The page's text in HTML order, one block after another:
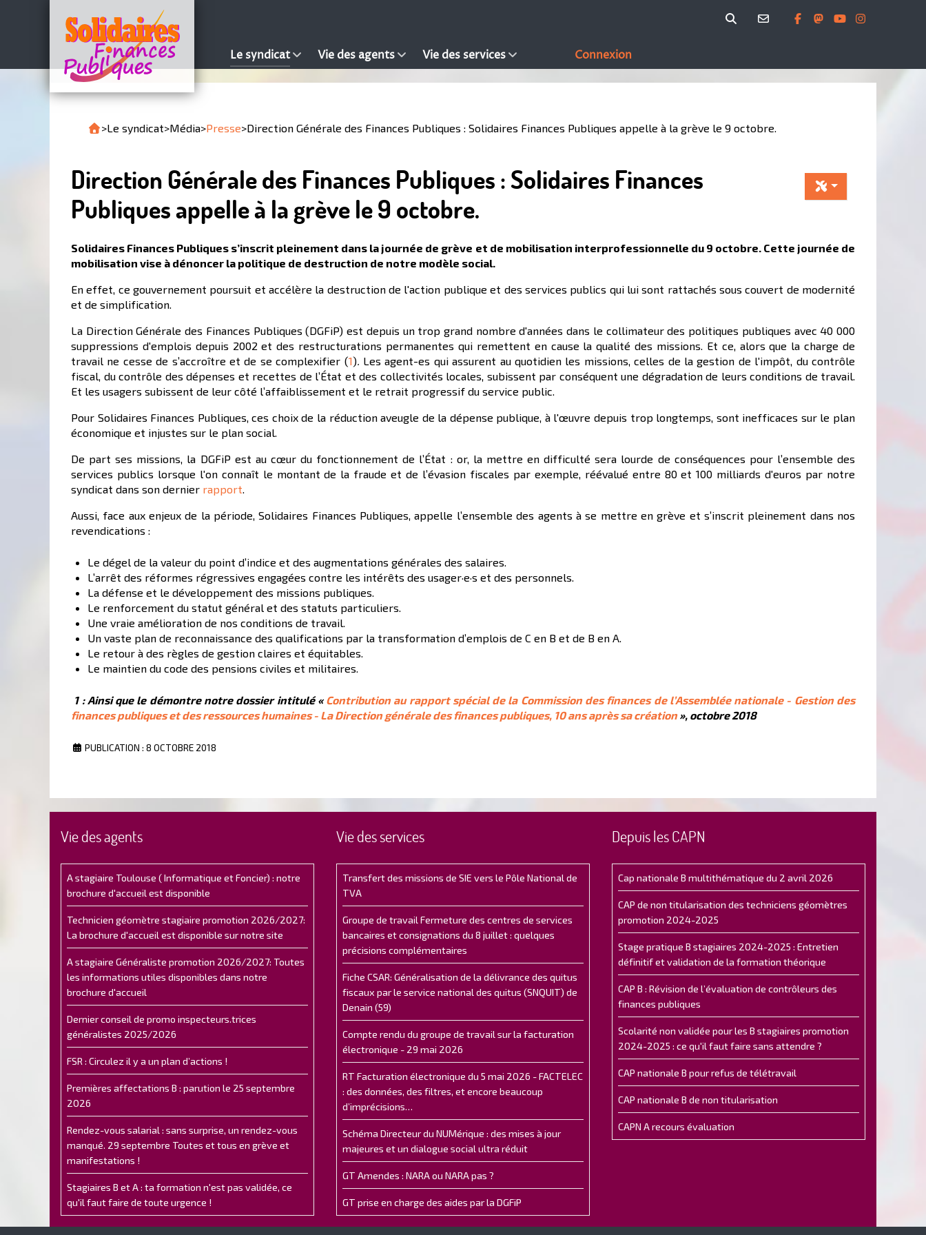
Le syndicat Vie des agents Vie des services Connexion
>Le syndicat>Média>Presse>Direction Générale des Finances Publiques : Solidaires Finances Publiques appelle à la grève le 9 octobre.
Direction Générale des Finances Publiques : Solidaires Finances
Publiques appelle à la grève le 9 octobre.
Solidaires Finances Publiques s’inscrit pleinement dans la journée de grève et de mobilisation interprofessionnelle du 9 octobre. Cette journée de
mobilisation vise à dénoncer la politique de destruction de notre modèle social.
En effet, ce gouvernement poursuit et accélère la destruction de l'action publique et des services publics qui lui sont rattachés sous couvert de modernité
et de simplification.
La Direction Générale des Finances Publiques (DGFiP) est depuis un trop grand nombre d'années dans le collimateur des politiques publiques avec 40 000
suppressions d'emplois depuis 2002 et des restructurations permanentes qui remettent en cause la qualité des missions. Et ce, alors que la charge de
travail ne cesse de s’accroître et de se complexifier (1). Les agent-es qui assurent au quotidien les missions, celles de la gestion de l'impôt, du contrôle
fiscal, du contrôle des dépenses et recettes de l’État et des collectivités locales, subissent par conséquent une dégradation de leurs conditions de travail.
Et les usagers subissent de leur côté l’affaiblissement et le retrait progressif du service public.
Pour Solidaires Finances Publiques, ces choix de la réduction aveugle de la dépense publique, à l'œuvre depuis trop longtemps, sont inefficaces sur le plan
économique et injustes sur le plan social.
De part ses missions, la DGFiP est au cœur du fonctionnement de l’État : or, la mettre en difficulté sera lourde de conséquences pour l’ensemble des
services publics lorsque l'on connaît le montant de la fraude et de l’évasion fiscales par exemple, réévalué entre 80 et 100 milliards d'euros par notre
syndicat dans son dernier rapport.
Aussi, face aux enjeux de la période, Solidaires Finances Publiques, appelle l’ensemble des agents à se mettre en grève et s’inscrit pleinement dans nos
revendications :
Le dégel de la valeur du point d’indice et des augmentations générales des salaires.
L’arrêt des réformes régressives engagées contre les intérêts des usager·e·s et des personnels.
La défense et le développement des missions publiques.
Le renforcement du statut général et des statuts particuliers.
Une vraie amélioration de nos conditions de travail.
Un vaste plan de reconnaissance des qualifications par la transformation d’emplois de C en B et de B en A.
Le retour à des règles de gestion claires et équitables.
Le maintien du code des pensions civiles et militaires.
1 : Ainsi que le démontre notre dossier intitulé « Contribution au rapport spécial de la Commission des finances de l’Assemblée nationale - Gestion des
finances publiques et des ressources humaines - La Direction générale des finances publiques, 10 ans après sa création», octobre 2018
PUBLICATION : 8 OCTOBRE 2018
Vie des agents
A stagiaire Toulouse ( Informatique et Foncier) : notre
brochure d'accueil est disponible
Technicien géomètre stagiaire promotion 2026/2027:
La brochure d'accueil est disponible sur notre site
A stagiaire Généraliste promotion 2026/2027: Toutes
les informations utiles disponibles dans notre
brochure d'accueil
Dernier conseil de promo inspecteurs.trices
généralistes 2025/2026
FSR : Circulez il y a un plan d’actions !
Premières affectations B : parution le 25 septembre
2026
Rendez-vous salarial : sans surprise, un rendez-vous
manqué. 29 septembre Toutes et tous en grève et
manifestations !
Stagiaires B et A : ta formation n'est pas validée, ce
qu'il faut faire de toute urgence !
Vie des services
Transfert des missions de SIE vers le Pôle National de
TVA
Groupe de travail Fermeture des centres de services
bancaires et consignations du 8 juillet : quelques
précisions complémentaires
Fiche CSAR: Généralisation de la délivrance des quitus
fiscaux par le service national des quitus (SNQUIT) de
Denain (59)
Compte rendu du groupe de travail sur la facturation
électronique - 29 mai 2026
RT Facturation électronique du 5 mai 2026 - FACTELEC
: des données, des filtres, et encore beaucoup
d’imprécisions…
Schéma Directeur du NUMérique : des mises à jour
majeures et un dialogue social ultra réduit
GT Amendes : NARA ou NARA pas ?
GT prise en charge des aides par la DGFiP
Depuis les CAPN
Cap nationale B multithématique du 2 avril 2026
CAP de non titularisation des techniciens géomètres
promotion 2024-2025
Stage pratique B stagiaires 2024-2025 : Entretien
définitif et validation de la formation théorique
CAP B : Révision de l’évaluation de contrôleurs des
finances publiques
Scolarité non validée pour les B stagiaires promotion
2024-2025 : ce qu'il faut faire sans attendre ?
CAP nationale B pour refus de télétravail
CAP nationale B de non titularisation
CAPN A recours évaluation